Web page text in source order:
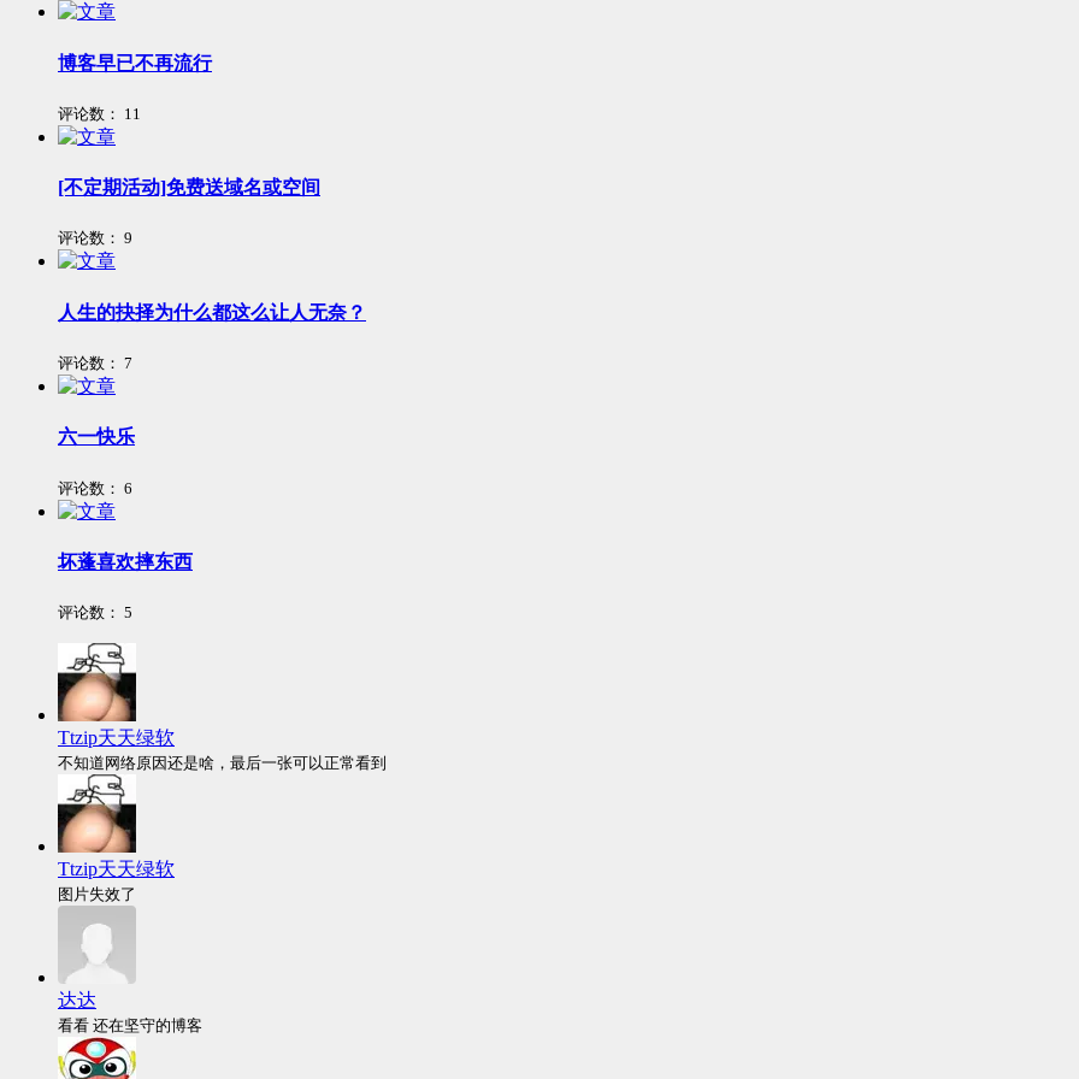
博客早已不再流行
评论数： 11
[不定期活动]免费送域名或空间
评论数： 9
人生的抉择为什么都这么让人无奈？
评论数： 7
六一快乐
评论数： 6
坏蓬喜欢摔东西
评论数： 5
Ttzip天天绿软
不知道网络原因还是啥，最后一张可以正常看到
Ttzip天天绿软
图片失效了
达达
看看 还在坚守的博客